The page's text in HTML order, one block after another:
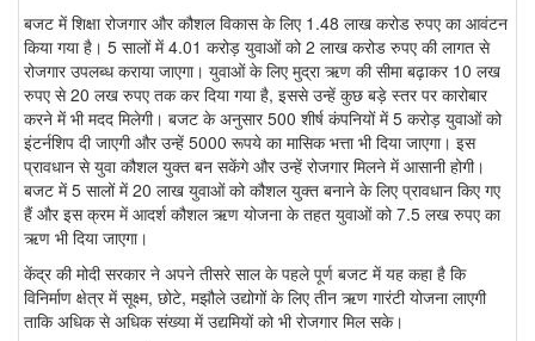
बजट में शिक्षा रोजगार और कौशल विकास के लिए 1.48 लाख करोड रुपए का आवंटन
किया गया है। 5 सालों में 4.01 करोड़ युवाओं को 2 लाख करोड रुपए की लागत से
रोजगार उपलब्ध कराया जाएगा। युवाओं के लिए मुद्रा ऋण की सीमा बढ़ाकर 10 लख
रुपए से 20 लख रुपए तक कर दिया गया है, इससे उन्हें कुछ बड़े स्तर पर कारोबार
करने में भी मदद मिलेगी। बजट के अनुसार 500 शीर्ष कंपनियों में 5 करोड़ युवाओं को
इंटर्नशिप दी जाएगी और उन्हें 5000 रूपये का मासिक भत्ता भी दिया जाएगा। इस
प्रावधान से युवा कौशल युक्त बन सकेंगे और उन्हें रोजगार मिलने में आसानी होगी।
बजट में 5 सालों में 20 लाख युवाओं को कौशल युक्त बनाने के लिए प्रावधान किए गए
हैं और इस क्रम में आदर्श कौशल ऋण योजना के तहत युवाओं को 7.5 लख रुपए का
ऋण भी दिया जाएगा।
केंद्र की मोदी सरकार ने अपने तीसरे साल के पहले पूर्ण बजट में यह कहा है कि
विनिर्माण क्षेत्र में सूक्ष्म, छोटे, मझौले उद्योगों के लिए तीन ऋण गारंटी योजना लाएगी
ताकि अधिक से अधिक संख्या में उद्यमियों को भी रोजगार मिल सके।